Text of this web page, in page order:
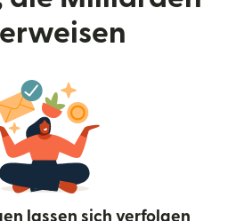
lassen sich verfolgen